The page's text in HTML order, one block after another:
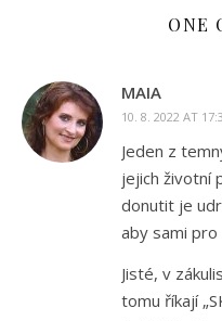
ONE
MAIA
10. 8. 2022 AT
Jeden z
jejich životní
donutit je
aby sami pro
Jisté, v
tomu říkají